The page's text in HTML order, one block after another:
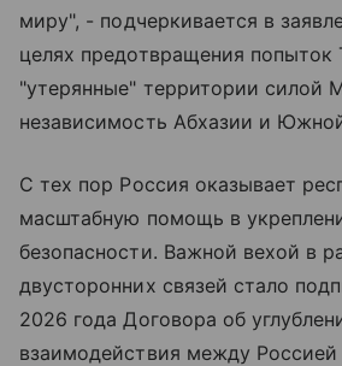
миру", - подчеркивается в
целях предотвращения попыток
"утерянные" территории силой
независимость Абхазии и
С тех пор Россия оказывает
масштабную помощь в
безопасности. Важной вехой в
двусторонних связей стало
2026 года Договора об
взаимодействия между